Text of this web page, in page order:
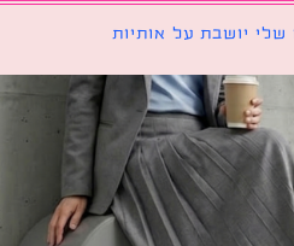
על אותיות